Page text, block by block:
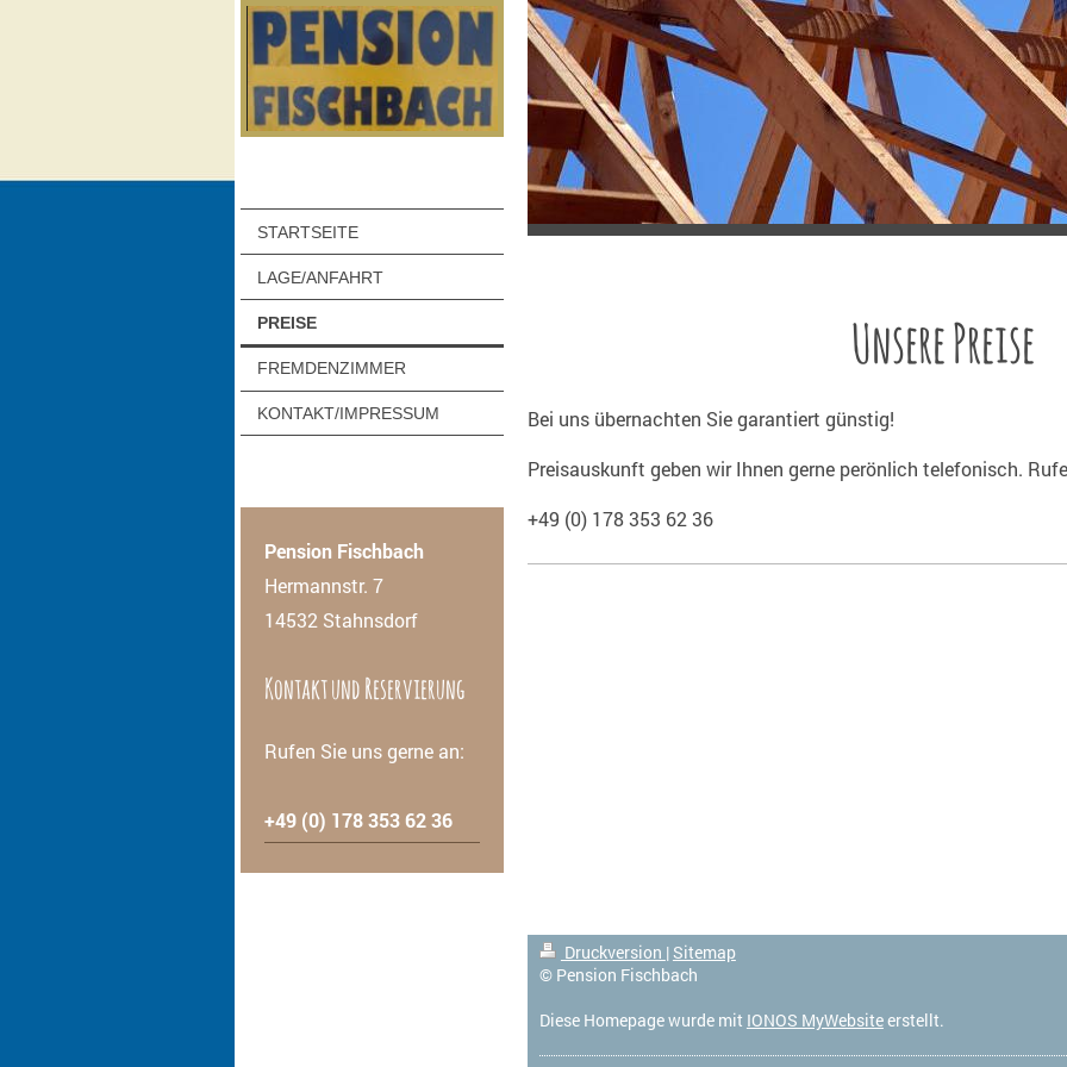
STARTSEITE
LAGE/ANFAHRT
PREISE
FREMDENZIMMER
KONTAKT/IMPRESSUM
Pension Fischbach
Hermannstr. 7
14532 Stahnsdorf
Kontakt und Reservierung
Rufen Sie uns gerne an:
+49 (0) 178 353 62 36
Unsere Preise
Bei uns übernachten Sie garantiert günstig!
Preisauskunft geben wir Ihnen gerne perönlich telefonisch.
+49 (0) 178 353 62 36
Druckversion |Sitemap
© Pension Fischbach
Diese Homepage wurde mit IONOS MyWebsiteerstellt.